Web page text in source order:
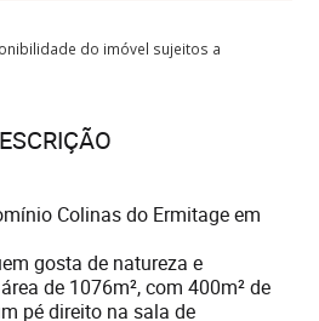
do imóvel sujeitos a
Colinas do Ermitage em
gosta de natureza e
de 1076m², com 400m² de
pé direito na sala de